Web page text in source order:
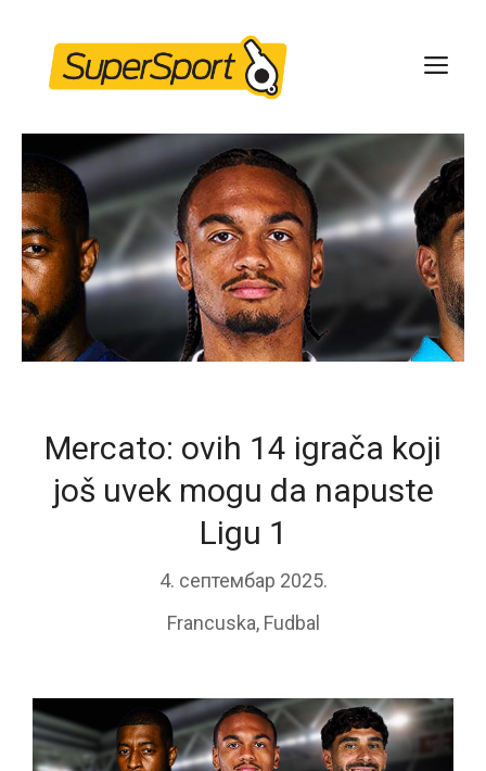
content
Mercato: ovih 14 igrača koji
još uvek mogu da napuste
Ligu 1
4. септембар 2025.
Francuska, Fudbal